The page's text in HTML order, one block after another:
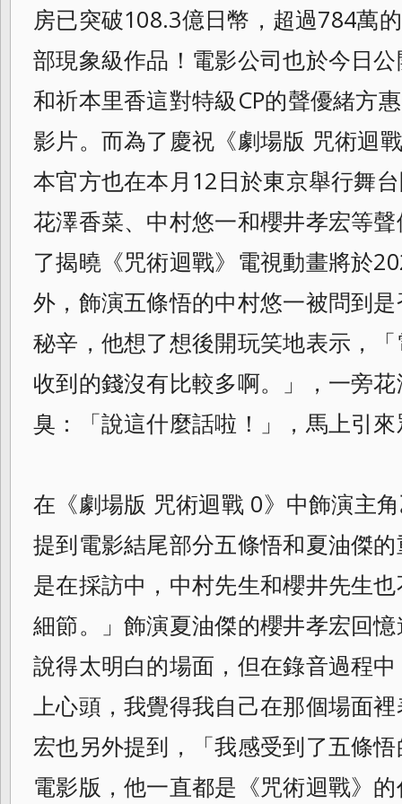
房已突破108.3億日幣，超過784萬
部現象級作品！電影公司也於今日
和祈本里香這對特級CP的聲優緒方
影片。而為了慶祝《劇場版 咒術迴
本官方也在本月12日於東京舉行舞
花澤香菜、中村悠一和櫻井孝宏等
了揭曉《咒術迴戰》電視動畫將於
外，飾演五條悟的中村悠一被問到
秘辛，他想了想後開玩笑地表示，
收到的錢沒有比較多啊。」，一旁
臭：「說這什麼話啦！」，馬上引
在《劇場版 咒術迴戰 0》中飾演主
提到電影結尾部分五條悟和夏油傑
是在採訪中，中村先生和櫻井先生
細節。」飾演夏油傑的櫻井孝宏回
說得太明白的場面，但在錄音過程
上心頭，我覺得我自己在那個場面
宏也另外提到，「我感受到了五條
電影版，他一直都是《咒術迴戰》